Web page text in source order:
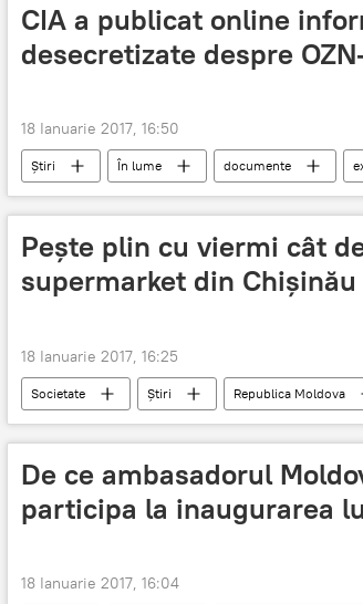
CIA a publicat online
desecretizate despre
18 Ianuarie 2017, 16:50
Știri În lume documente
desecretizate
Pește plin cu viermi cât
supermarket din Chișinău
18 Ianuarie 2017, 16:25
Societate Știri Republica Moldova
Viermi
paraziți
De ce ambasadorul
participa la inaugurarea
18 Ianuarie 2017, 16:04